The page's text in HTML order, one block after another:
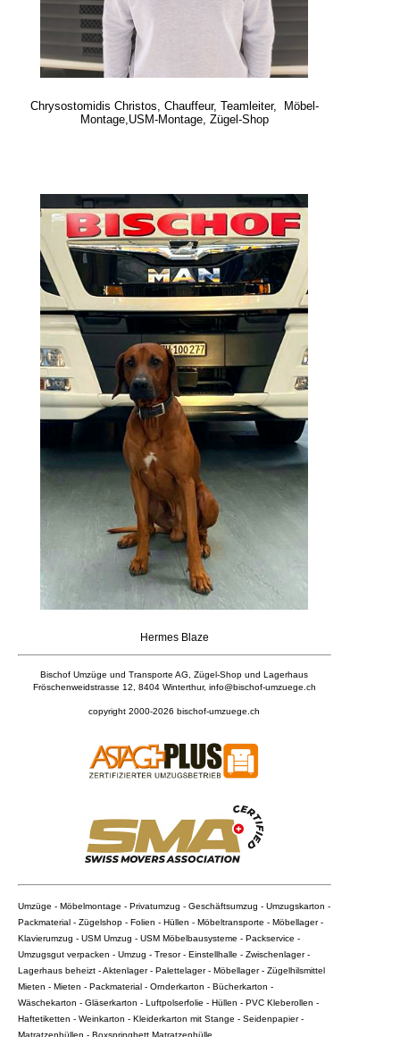
Chrysostomidis Christos, Chauffeur, Teamleiter, Möbel-
Montage,USM-Montage, Zügel-Shop
Hermes Blaze
Bischof Umzüge und Transporte AG, Zügel-Shop und Lagerhaus
Fröschenweidstrasse 12, 8404 Winterthur, info@bischof-umzuege.ch
copyright 2000-2026bischof-umzuege.ch
Umzüge - Möbelmontage - Privatumzug - Geschäftsumzug - Umzugskarton -
Packmaterial - Zügelshop - Folien - Hüllen - Möbeltransporte - Möbellager -
Klavierumzug - USM Umzug - USM Möbelbausysteme - Packservice -
Umzugsgut verpacken - Umzug - Tresor - Einstellhalle - Zwischenlager -
Lagerhaus beheizt - Aktenlager - Palettelager - Möbellager - Zügelhilsmittel
Mieten - Mieten - Packmaterial - Ornderkarton - Bücherkarton -
Wäschekarton - Gläserkarton - Luftpolserfolie - Hüllen - PVC Kleberollen -
Haftetiketten - Weinkarton - Kleiderkarton mit Stange - Seidenpapier -
Matratzenhüllen - Boxspringbett Matratzenhülle